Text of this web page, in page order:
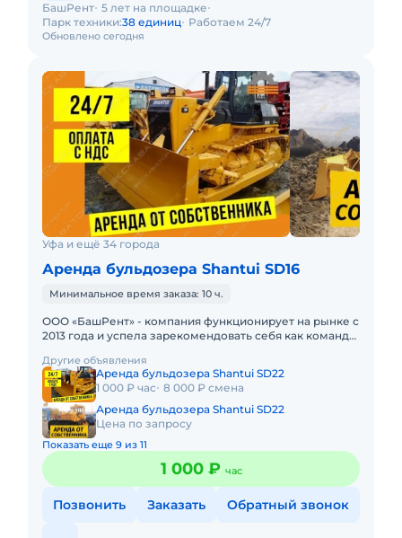
Обновлено сегодня
БашРент 5 лет на площадке
Парк техники:38 единиц Работаем 24/7
Уфа и ещё 34 города
Аренда бульдозера Shantui SD16
Минимальное время заказа: 10 ч.
ООО «БашРент» - компания функционирует на рынке с
2013 года и успела зарекомендовать себя как команда
Другие объявления
Аренда бульдозера Shantui SD22
1 000 ₽ час 8 000 ₽ смена
Аренда бульдозера Shantui SD22
Цена по запросу
Показать еще 9 из 11
1 000 ₽ час
Позвонить Заказать Обратный звонок